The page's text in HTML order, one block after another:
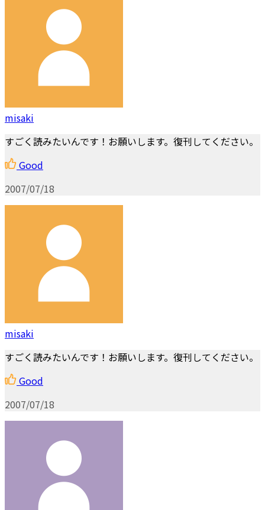
misaki
すごく読みたいんです！お願いします。復刊してください。
Good
2007/07/18
misaki
すごく読みたいんです！お願いします。復刊してください。
Good
2007/07/18